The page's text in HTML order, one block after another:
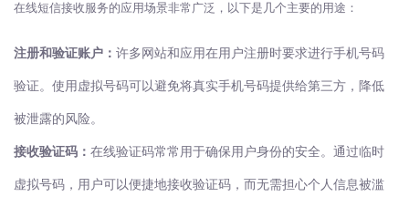
在线短信接收服务的应用场景非常广泛，以下是几个主要的用途：
注册和验证账户： 许多网站和应用在用户注册时要求进行手机号码
验证。使用虚拟号码可以避免将真实手机号码提供给第三方，降低
被泄露的风险。
接收验证码： 在线验证码常常用于确保用户身份的安全。通过临时
虚拟号码，用户可以便捷地接收验证码，而无需担心个人信息被滥